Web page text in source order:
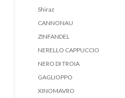
Shiraz
CANNONAU
ZINFANDEL
NERELLO CAPPUCCIO
NERO DI TROIA
GAGLIOPPO
XINOMAVRO